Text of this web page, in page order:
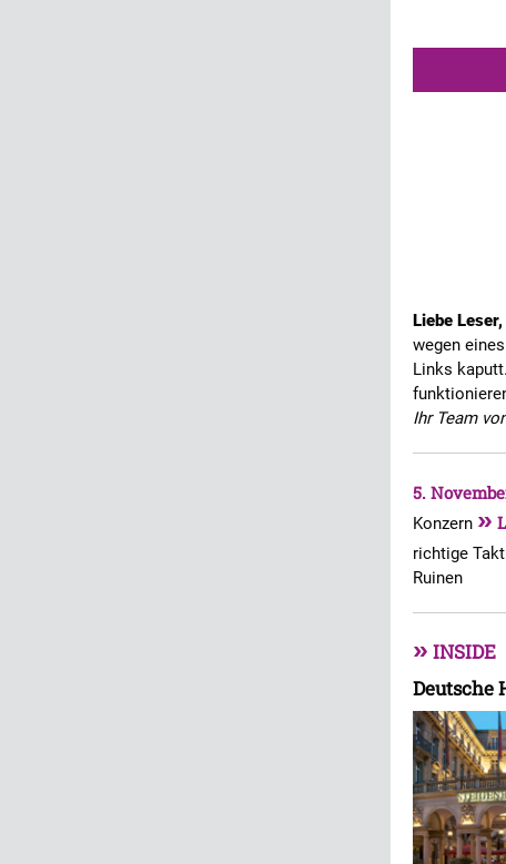
Liebe Leser,
wegen
Links
Ihr Team
5.
Konzern »
richtige
Ruinen
» INSIDE
Deutsche